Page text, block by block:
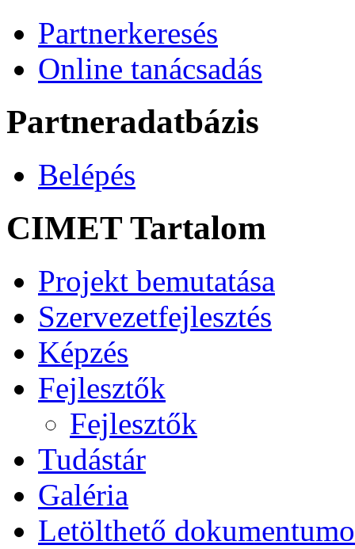
Partnerkeresés
Online tanácsadás
Partneradatbázis
Belépés
CIMET Tartalom
Projekt bemutatása
Szervezetfejlesztés
Képzés
Fejlesztők
Fejlesztők
Tudástár
Galéria
Letölthető